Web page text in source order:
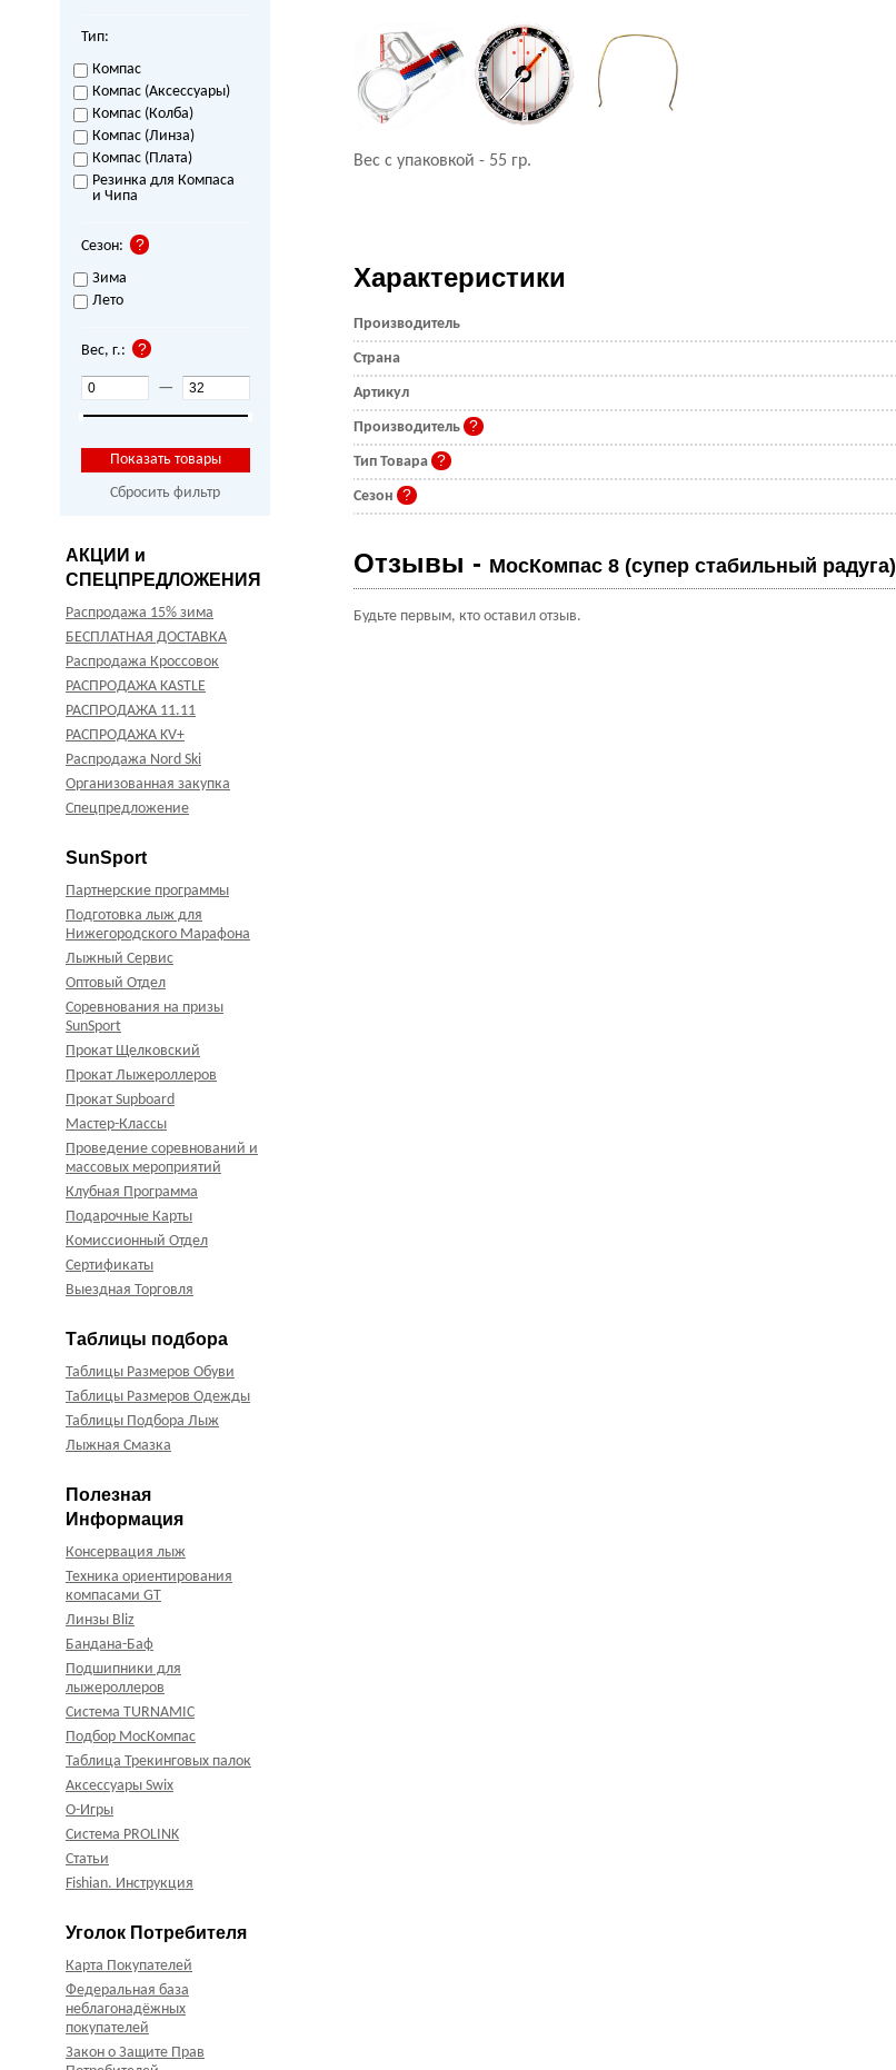
Тип:
Компас
Компас (Аксессуары)
Компас (Колба)
Компас (Линза)
Компас (Плата)
Резинка для Компаса
и Чипа
Сезон:
Зима
Лето
Вес, г.:
—
Сбросить фильтр
АКЦИИ и
СПЕЦПРЕДЛОЖЕНИЯ
Распродажа 15% зима
БЕСПЛАТНАЯ ДОСТАВКА
Распродажа Кроссовок
РАСПРОДАЖА KASTLE
РАСПРОДАЖА 11.11
РАСПРОДАЖА KV+
Распродажа Nord Ski
Организованная закупка
Спецпредложение
SunSport
Партнерские программы
Подготовка лыж для
Нижегородского Марафона
Лыжный Сервис
Оптовый Отдел
Соревнования на призы
SunSport
Прокат Щелковский
Прокат Лыжероллеров
Прокат Supboard
Мастер-Классы
Проведение соревнований и
массовых мероприятий
Клубная Программа
Подарочные Карты
Комиссионный Отдел
Сертификаты
Выездная Торговля
Таблицы подбора
Таблицы Размеров Обуви
Таблицы Размеров Одежды
Таблицы Подбора Лыж
Лыжная Смазка
Полезная
Информация
Консервация лыж
Техника ориентирования
компасами GT
Линзы Bliz
Бандана-Баф
Подшипники для
лыжероллеров
Система TURNAMIC
Подбор МосКомпас
Таблица Трекинговых палок
Аксессуары Swix
О-Игры
Система PROLINK
Статьи
Fishian. Инструкция
Уголок Потребителя
Карта Покупателей
Федеральная база
неблагонадёжных
покупателей
Закон о Защите Прав
Вес с упаковкой - 55 гр.
Характеристики
Производитель
Страна
Артикул
Производитель
Тип Товара
Сезон
Отзывы - МосКомпас 8 (супер стабильный радуга)
Будьте первым, кто оставил отзыв.